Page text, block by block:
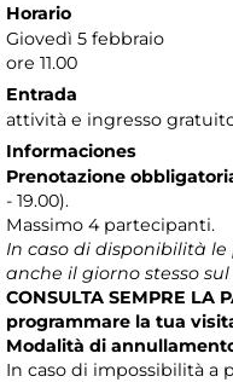
Horario
Giovedì 5 febbraio
ore 11.00
Entrada
attività e ingresso
Informaciones
Prenotazione
- 19.00).
Massimo 4 partecipanti.
In caso di disponibilità
anche il giorno stesso sul
CONSULTA SEMPRE LA
programmare la tua
Modalità di
In caso di impossibilità a